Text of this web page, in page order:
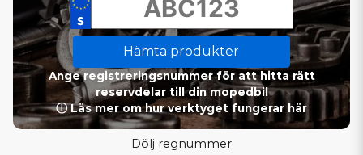
Hämta produkter
Ange registreringsnummer för att hitta rätt
reservdelar till din mopedbil
ⓘ Läs mer om hur verktyget fungerar här
Dölj regnummer